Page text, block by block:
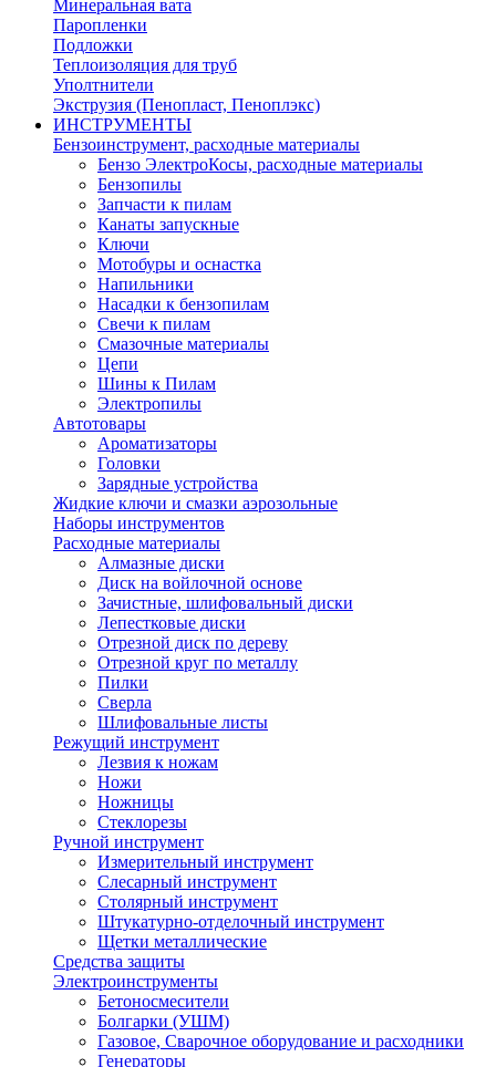
Минеральная вата
Паропленки
Подложки
Теплоизоляция для труб
Уполтнители
Экструзия (Пенопласт, Пеноплэкс)
ИНСТРУМЕНТЫ
Бензоинструмент, расходные материалы
Бензо ЭлектроКосы, расходные материалы
Бензопилы
Запчасти к пилам
Канаты запускные
Ключи
Мотобуры и оснастка
Напильники
Насадки к бензопилам
Свечи к пилам
Смазочные материалы
Цепи
Шины к Пилам
Электропилы
Автотовары
Ароматизаторы
Головки
Зарядные устройства
Жидкие ключи и смазки аэрозольные
Наборы инструментов
Расходные материалы
Алмазные диски
Диск на войлочной основе
Зачистные, шлифовальный диски
Лепестковые диски
Отрезной диск по дереву
Отрезной круг по металлу
Пилки
Сверла
Шлифовальные листы
Режущий инструмент
Лезвия к ножам
Ножи
Ножницы
Стеклорезы
Ручной инструмент
Измерительный инструмент
Слесарный инструмент
Столярный инструмент
Штукатурно-отделочный инструмент
Щетки металлические
Средства защиты
Электроинструменты
Бетоносмесители
Болгарки (УШМ)
Газовое, Сварочное оборудование и расходники
Генераторы